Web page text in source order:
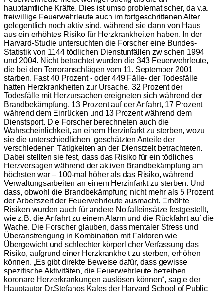
hauptamtliche Kräfte. Dies ist umso problematischer, da v.a.
freiwillige Feuerwehrleute auch im fortgeschrittenen Alter
gelegentlich noch aktiv sind, während sie dann von Haus
aus ein erhöhtes Risiko für Herzkrankheiten haben. In der
Harvard-Studie untersuchten die Forscher eine Bundes-
Statistik von 1144 tödlichen Dienstunfällen zwischen 1994
und 2004. Nicht betrachtet wurden die 343 Feuerwehrleute,
die bei den Terroranschlägen vom 11. September 2001
starben. Fast 40 Prozent - oder 449 Fälle- der Todesfälle
hatten Herzkrankheiten zur Ursache. 32 Prozent der
Todesfälle mit Herzursachen ereigneten sich während der
Brandbekämpfung, 13 Prozent auf der Anfahrt, 17 Prozent
während dem Einrücken und 13 Prozent während dem
Dienstsport. Die Forscher berechneten auch die
Wahrscheinlichkeit, an einem Herzinfarkt zu sterben, wozu
sie die unterschiedlichen, geschätzten Anteile der
verschiedenen Tätigkeiten an der Dienstzeit betrachteten.
Dabei stellten sie fest, dass das Risiko für ein tödliches
Herzversagen während der aktiven Brandbekämpfung am
höchsten war – 100-mal höher als das Risiko, während
Verwaltungsarbeiten an einem Herzinfarkt zu sterben. Und
dass, obwohl die Brandbekämpfung nicht mehr als 5 Prozent
der Arbeitszeit der Feuerwehrleute ausmacht. Erhöhte
Risiken wurden auch für andere Notfalleinsätze festgestellt,
wie z.B. die Anfahrt zu einem Alarm und die Rückfahrt auf die
Wache. Die Forscher glauben, dass mentaler Stress und
Überanstrengung in Kombination mit Faktoren wie
Übergewicht und schlechter körperlicher Verfassung das
Risiko, aufgrund einer Herzkrankheit zu sterben, erhöhen
können. „Es gibt direkte Beweise dafür, dass gewisse
spezifische Aktivitäten, die Feuerwehrleute betreiben,
koronare Herzerkrankungen auslösen können“, sagte der
Hauptautor Dr.Stefanos Kales der Harvard School of Public